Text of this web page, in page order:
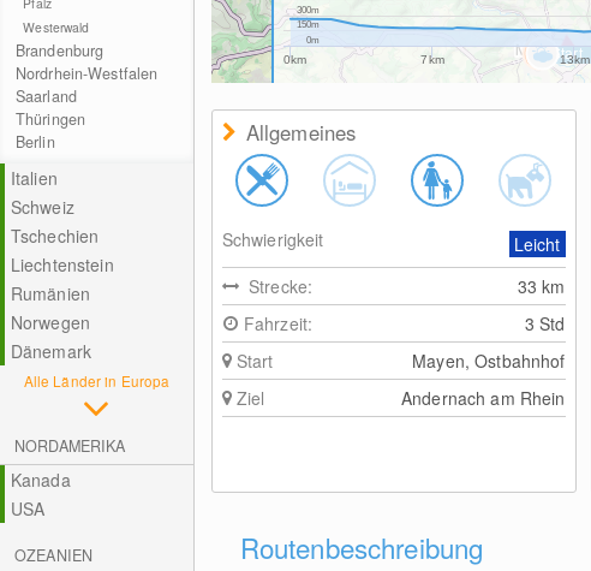
Westerwald
Brandenburg
Nordrhein-Westfalen
Saarland
Thüringen
Berlin
Italien
Schweiz
Tschechien
Liechtenstein
Rumänien
Norwegen
Dänemark
Alle Länder in Europa
NORDAMERIKA
Kanada
USA
OZEANIEN
0km 7km 13km
0m
150m
300m
Allgemeines
Schwierigkeit
Leicht
Strecke:
33km
Fahrzeit:
3 Std
Start
Mayen, Ostbahnhof
Ziel
Andernach am Rhein
Routenbeschreibung